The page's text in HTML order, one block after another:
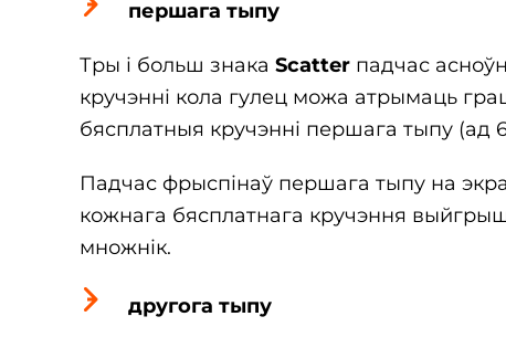
першага тыпу
Тры і больш знака Scatter падчас
кручэнні кола гулец можа атрымаць
бясплатныя кручэнні першага тыпу (ад
Падчас фрыспінаў першага тыпу на
кожнага бясплатнага кручэння
множнік.
другога тыпу